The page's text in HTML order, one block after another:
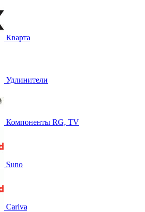
Кварта
Удлинители
Компоненты RG, TV
Suno
Cariva